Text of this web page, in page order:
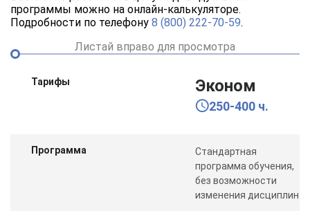
программы можно на онлайн-калькуляторе.
Подробности по телефону 8 (800) 222-70-59.
Листай вправо для просмотра
Тарифы Эконом
250-400 ч.
Программа
Стандартная
программа обучения,
без возможности
изменения дисциплин